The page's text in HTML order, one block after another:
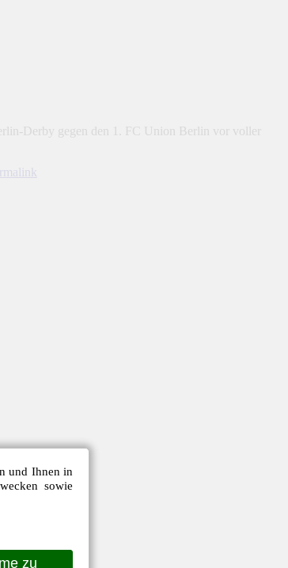
Derby gegen den 1. FC Union Berlin vor voller
und Ihnen in
sowie
zu